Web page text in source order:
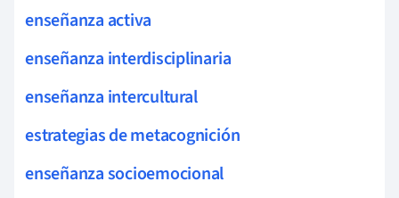
enseñanza activa
enseñanza interdisciplinaria
enseñanza intercultural
estrategias de metacognición
enseñanza socioemocional